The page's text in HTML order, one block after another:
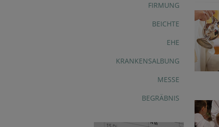
FIRMUNG
BEICHTE
EHE
KRANKENSALBUNG
MESSE
BEGRÄBNIS